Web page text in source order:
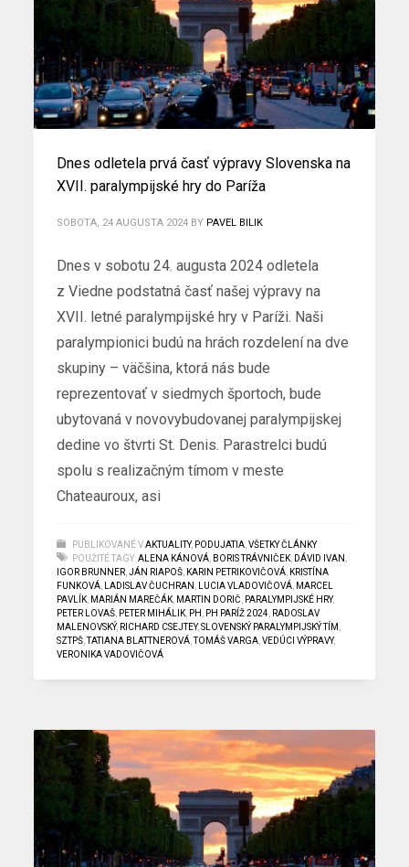
Dnes odletela prvá časť výpravy Slovenska na
XVII. paralympijské hry do Paríža
SOBOTA, 24 AUGUSTA 2024 BY PAVEL BILIK
Dnes v sobotu 24. augusta 2024 odletela
z Viedne podstatná časť našej výpravy na
XVII. letné paralympijské hry v Paríži. Naši
paralympionici budú na hrách rozdelení na dve
skupiny – väčšina, ktorá nás bude
reprezentovať v siedmych športoch, bude
ubytovaná v novovybudovanej paralympijskej
dedine vo štvrti St. Denis. Parastrelci budú
spolu s realizačným tímom v meste
Chateauroux, asi
PUBLIKOVANÉ V AKTUALITY, PODUJATIA ,VŠETKY ČLÁNKY
POUŽITÉ TAGY: ALENA KÁNOVÁ BORIS TRÁVNIČEK DÁVID IVAN
IGOR BRUNNER ,JÁN RIAPOŠ KARIN PETRIKOVIČOVÁ KRISTÍNA
FUNKOVÁ
LADISLAV ČUCHRAN LUCIA VLADOVIČOVÁ MARCEL
PAVLÍK MARIÁN MAREČÁK MARTIN DORIČ PARALYMPIJSKÉ HRY,
PETER LOVAŠ PETER MIHÁLIK PH PH PARÍŽ 2024
RADOSLAV
MALENOVSKÝ, RICHARD CSEJTEY,SLOVENSKÝ PARALYMPIJSKÝ TÍM
SZTPŠ ,TATIANA BLATTNEROVÁ ,TOMÁŠ VARGA ,VEDÚCI VÝPRAVY,
VERONIKA VADOVIČOVÁ